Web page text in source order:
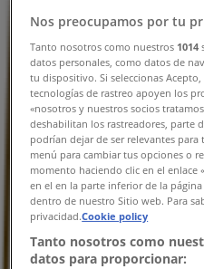
Εκλεισε
Coffee Island
3ης Σεπτεμβρίου 94,
432 m
Εκλεισε
Nos preocupamos por tu
Tanto nosotros como nuestros 1014
datos personales, como datos de
tu dispositivo. Si seleccionas
tecnologías de rastreo apoyen los
«nosotros y nuestros socios
deshabilitan los rastreadores, parte
podrían dejar de ser relevantes para
menú para cambiar tus opciones o
momento haciendo clic en el enlace
en el en la parte inferior de la
dentro de nuestro Sitio web. Para
privacidad.Cookie policy
Tanto nosotros como
datos para proporcionar: